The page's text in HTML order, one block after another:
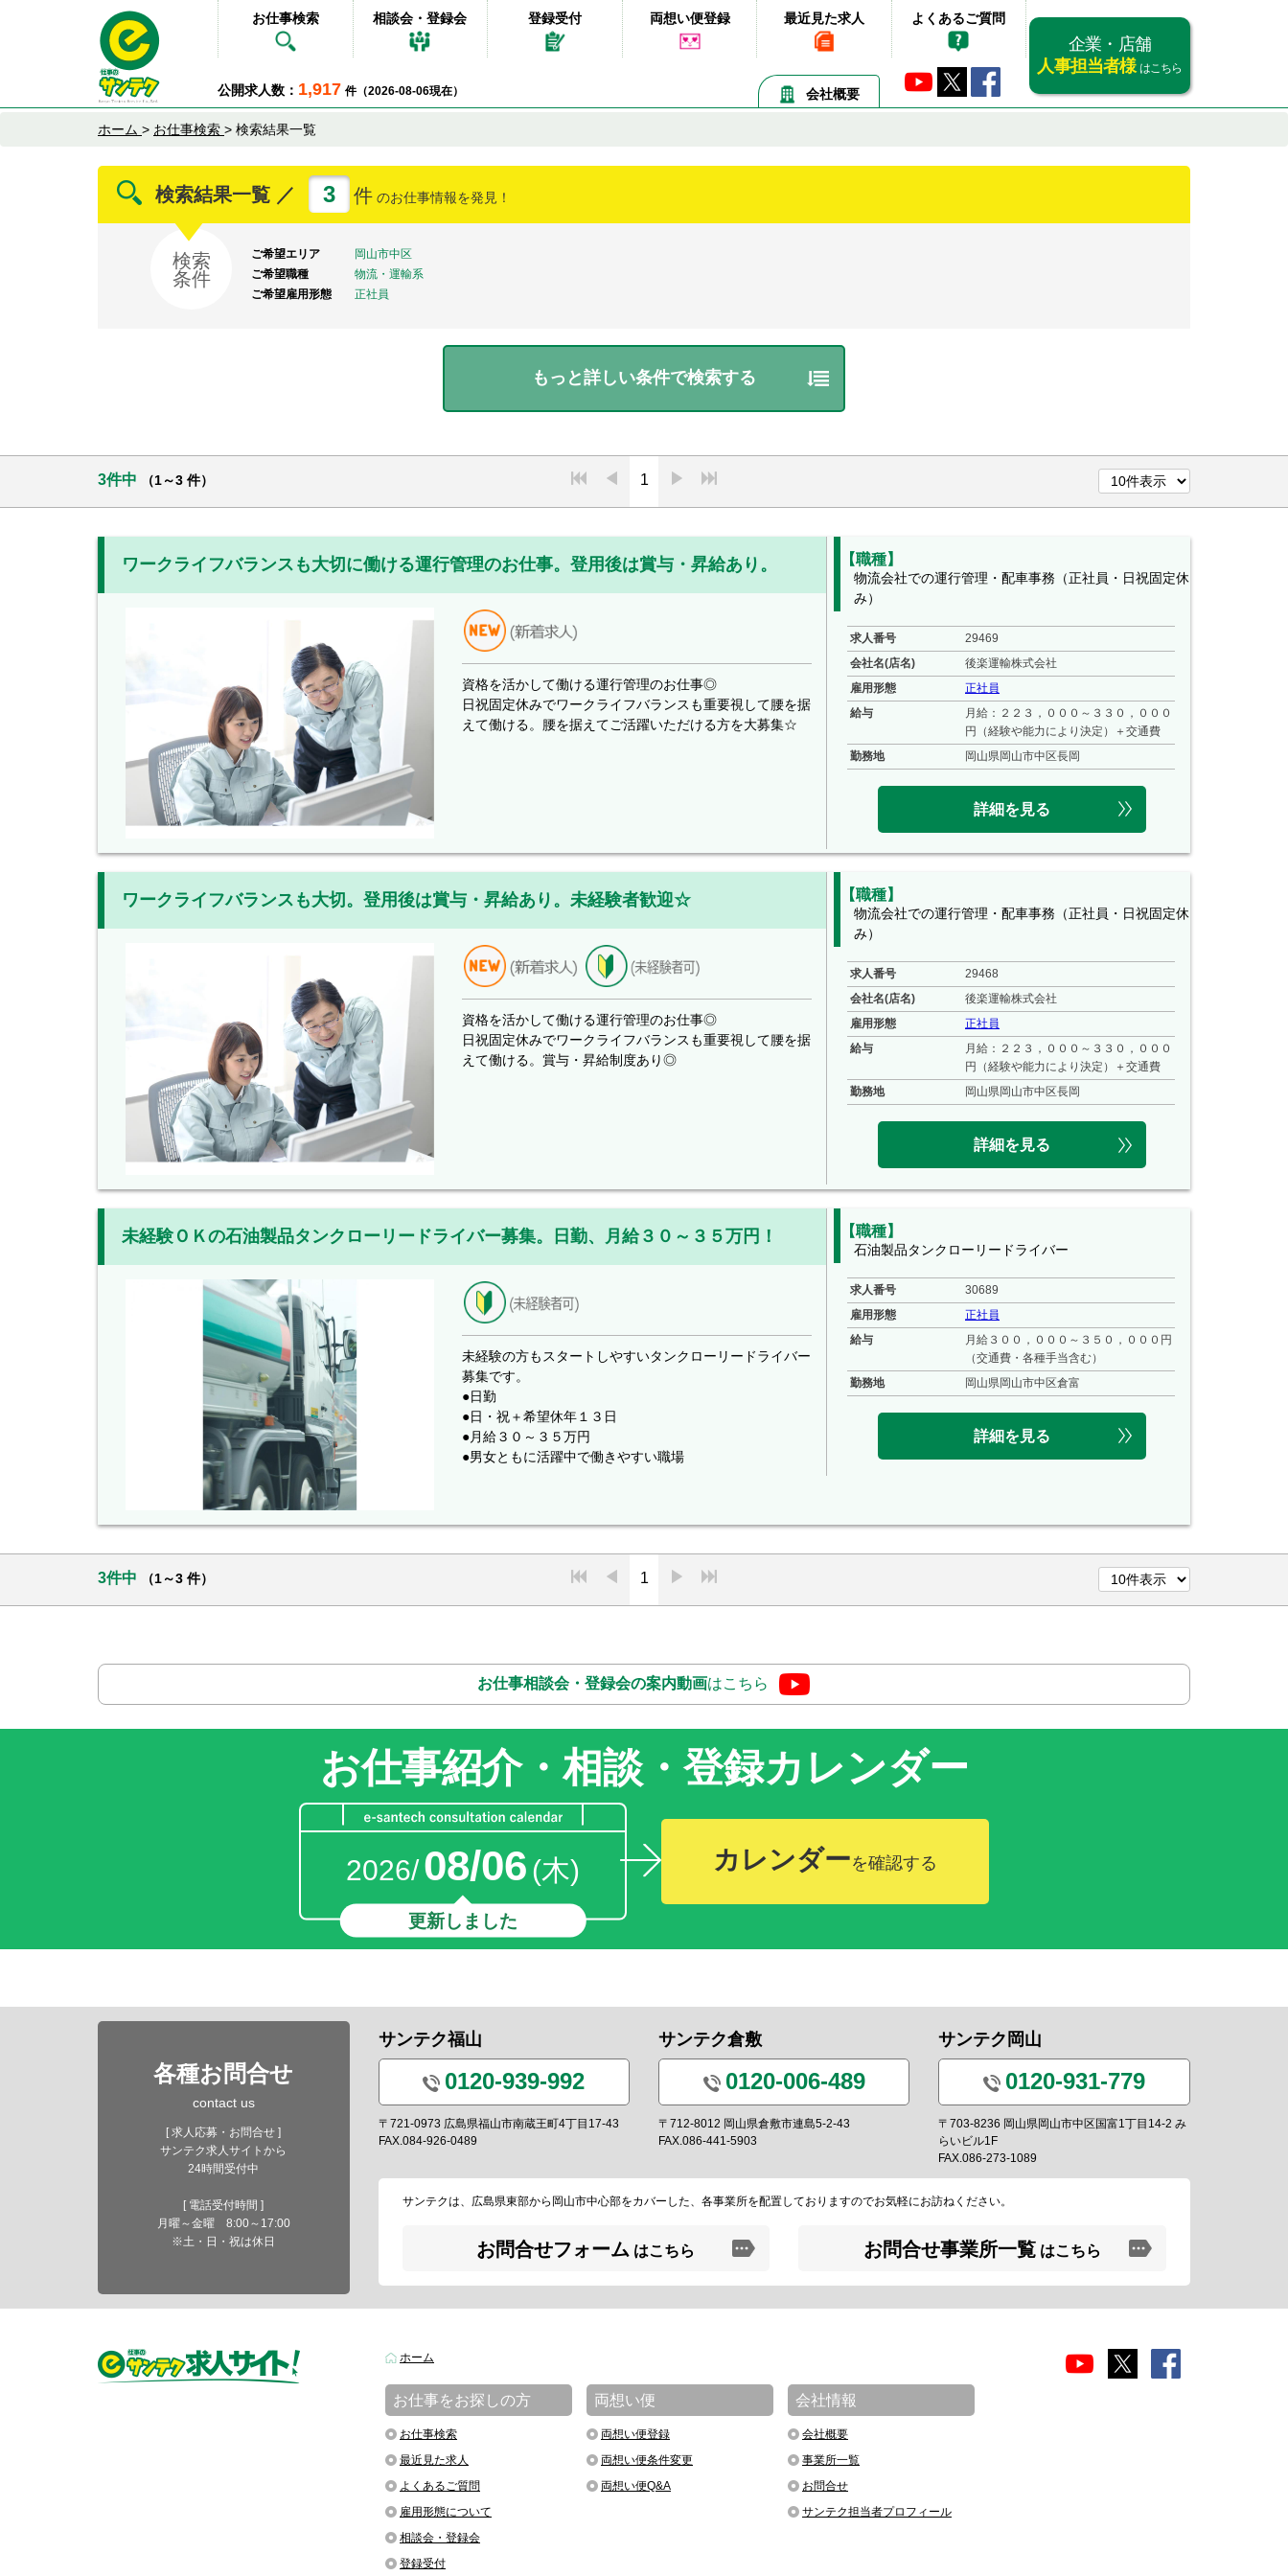
お仕事検索 相談会・登録会 登録受付 両想い便登録 最近見た求人 よくあるご質問
企業・店舗
人事担当者様 はこちら
公開求人数： 1,917 件（2026-08-06現在） 会社概要
ホーム > お仕事検索 > 検索結果一覧
検索結果一覧 ／ 3 件 のお仕事情報を発見！
検索
条件
ご希望エリア
岡山市中区
ご希望職種
物流・運輸系
ご希望雇用形態
正社員
もっと詳しい条件で検索する
3件中 （1～3 件） 1
ワークライフバランスも大切に働ける運行管理のお仕事。登用後は賞与・昇給あり。
資格を活かして働ける運行管理のお仕事◎
日祝固定休みでワークライフバランスも重要視して腰を据
えて働ける。腰を据えてご活躍いただける方を大募集☆
【職種】
物流会社での運行管理・配車事務（正社員・日祝固定休
み）
求人番号
29469
会社名(店名)
後楽運輸株式会社
雇用形態
正社員
給与
月給：２２３，０００～３３０，０００
円（経験や能力により決定）＋交通費
勤務地
岡山県岡山市中区長岡
詳細を見る
ワークライフバランスも大切。登用後は賞与・昇給あり。未経験者歓迎☆
資格を活かして働ける運行管理のお仕事◎
日祝固定休みでワークライフバランスも重要視して腰を据
えて働ける。賞与・昇給制度あり◎
【職種】
物流会社での運行管理・配車事務（正社員・日祝固定休
み）
求人番号
29468
会社名(店名)
後楽運輸株式会社
雇用形態
正社員
給与
月給：２２３，０００～３３０，０００
円（経験や能力により決定）＋交通費
勤務地
岡山県岡山市中区長岡
詳細を見る
未経験ＯＫの石油製品タンクローリードライバー募集。日勤、月給３０～３５万円！
未経験の方もスタートしやすいタンクローリードライバー
募集です。
●日勤
●日・祝＋希望休年１３日
●月給３０～３５万円
●男女ともに活躍中で働きやすい職場
【職種】
石油製品タンクローリードライバー
求人番号
30689
雇用形態
正社員
給与
月給３００，０００～３５０，０００円
（交通費・各種手当含む）
勤務地
岡山県岡山市中区倉富
詳細を見る
3件中 （1～3 件） 1
お仕事相談会・登録会の案内動画はこちら
お仕事紹介・相談・登録カレンダー
2026/08/06 (木)
更新しました
カレンダーを確認する
各種お問合せ
contact us
[ 求人応募・お問合せ ]
サンテク求人サイトから
24時間受付中
[ 電話受付時間 ]
月曜～金曜 8:00～17:00
※土・日・祝は休日
サンテク福山
0120-939-992
〒721-0973 広島県福山市南蔵王町4丁目17-43
FAX.084-926-0489
サンテク倉敷
0120-006-489
〒712-8012 岡山県倉敷市連島5-2-43
FAX.086-441-5903
サンテク岡山
0120-931-779
〒703-8236 岡山県岡山市中区国富1丁目14-2 み
らいビル1F
FAX.086-273-1089
サンテクは、広島県東部から岡山市中心部をカバーした、各事業所を配置しておりますのでお気軽にお訪ねください。
お問合せフォーム はこちら お問合せ事業所一覧 はこちら
ホーム
お仕事をお探しの方
お仕事検索
最近見た求人
よくあるご質問
雇用形態について
相談会・登録会
登録受付
両想い便
両想い便登録
両想い便条件変更
両想い便Q&A
会社情報
会社概要
事業所一覧
お問合せ
サンテク担当者プロフィール